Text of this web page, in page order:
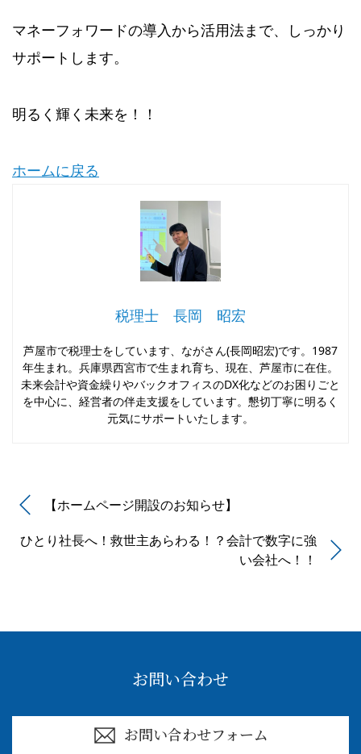
マネーフォワードの導入から活用法まで、しっかり
サポートします。
明るく輝く未来を！！
ホームに戻る
税理士 長岡 昭宏
芦屋市で税理士をしています、ながさん(長岡昭宏)です。1987
年生まれ。兵庫県西宮市で生まれ育ち、現在、芦屋市に在住。
未来会計や資金繰りやバックオフィスのDX化などのお困りごと
を中心に、経営者の伴走支援をしています。懇切丁寧に明るく
元気にサポートいたします。
【ホームページ開設のお知らせ】
ひとり社長へ！救世主あらわる！？会計で数字に強
い会社へ！！
お問い合わせ
お問い合わせフォーム